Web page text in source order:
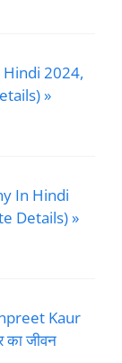
2024,
»
In Hindi
Details) »
Kaur
का जीवन